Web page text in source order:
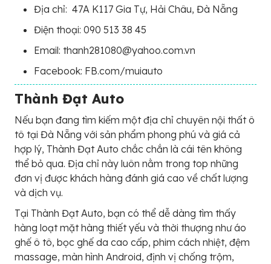
Địa chỉ: 47A K117 Gia Tự, Hải Châu, Đà Nẵng
Điện thoại: 090 513 38 45
Email: thanh281080@yahoo.com.vn
Facebook: FB.com/muiauto
Thành Đạt Auto
Nếu bạn đang tìm kiếm một địa chỉ chuyên nội thất ô
tô tại Đà Nẵng với sản phẩm phong phú và giá cả
hợp lý, Thành Đạt Auto chắc chắn là cái tên không
thể bỏ qua. Địa chỉ này luôn nằm trong top những
đơn vị được khách hàng đánh giá cao về chất lượng
và dịch vụ.
Tại Thành Đạt Auto, bạn có thể dễ dàng tìm thấy
hàng loạt mặt hàng thiết yếu và thời thượng như áo
ghế ô tô, bọc ghế da cao cấp, phim cách nhiệt, đệm
massage, màn hình Android, định vị chống trộm,